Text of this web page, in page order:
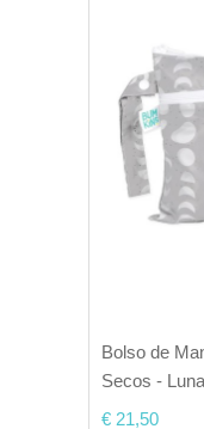
Bolso de
Secos -
€ 21,50